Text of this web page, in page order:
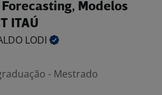
Modelos
ITAÚ
LODI
- Mestrado